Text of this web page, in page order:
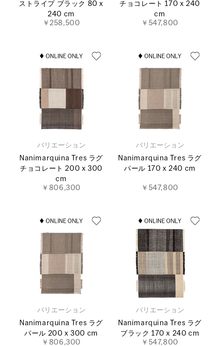
ストライプ ブラック 80 x
240 cm
￥258,500
チョコレート 170 x 240
cm
￥547,800
バリエーション
Nanimarquina Tres ラグ
チョコレート 200 x 300
cm
￥806,300
バリエーション
Nanimarquina Tres ラグ
パール 170 x 240 cm
￥547,800
バリエーション
Nanimarquina Tres ラグ
パール 200 x 300 cm
￥806,300
バリエーション
Nanimarquina Tres ラグ
ブラック 170 x 240 cm
￥547,800